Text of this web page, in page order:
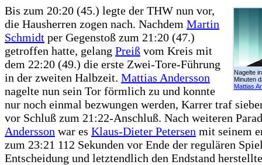
Nagelte
Minuten
Mattias
Bis zum 20:20 (45.) legte der THW nun vor,
die Hausherren zogen nach. Nachdem Martin
Schmidt per Gegenstoß zum 21:20 (47.)
getroffen hatte, gelang Preiß vom Kreis mit
dem 22:20 (49.) die erste Zwei-Tore-Führung
in der zweiten Halbzeit. Mattias Andersson
nagelte nun sein Tor förmlich zu und konnte
nur noch einmal bezwungen werden, Karrer traf
vor Schluß zum 21:22-Anschluß. Nach weiteren
Andersson war es Klaus-Dieter Petersen mit seinem
zum 23:21 112 Sekunden vor Ende der regulären
Entscheidung und letztendlich den Endstand